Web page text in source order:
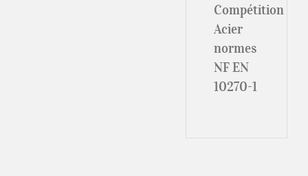
Compétition
Acier
normes
NF EN
10270-1